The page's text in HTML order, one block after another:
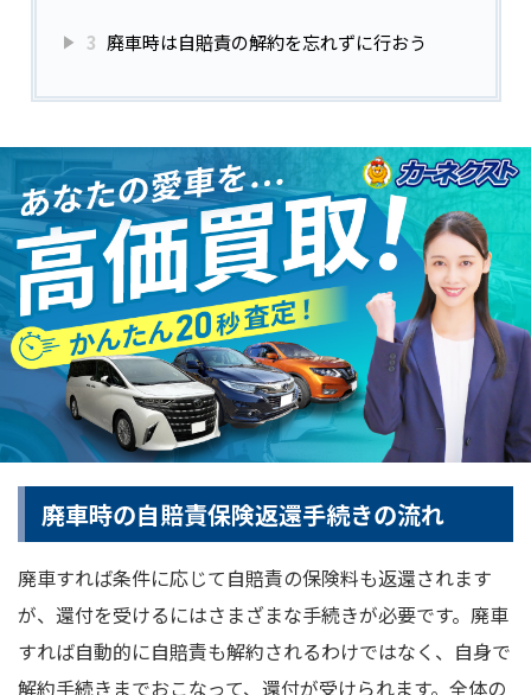
3 廃車時は自賠責の解約を忘れずに行おう
廃車時の自賠責保険返還手続きの流れ
廃車すれば条件に応じて自賠責の保険料も返還されます
が、還付を受けるにはさまざまな手続きが必要です。廃車
すれば自動的に自賠責も解約されるわけではなく、自身で
解約手続きまでおこなって、還付が受けられます。全体の